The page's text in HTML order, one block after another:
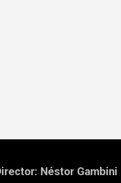
Néstor Gambini